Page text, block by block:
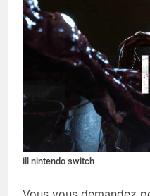
ill nintendo switch